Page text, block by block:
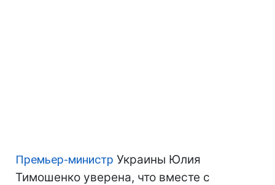
Премьер-министр Украины Юлия
Тимошенко уверена, что вместе с